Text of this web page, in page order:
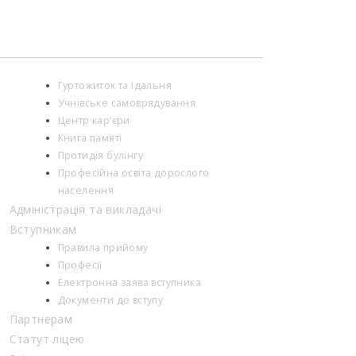
Гуртожиток та їдальня
Учнівське самоврядування
Центр кар’єри
Книга памяті
Протидія булінгу
Професійна освіта дорослого
населення
Адміністрація та викладачі
Вступникам
Правила прийому
Професії
Електронна заява вступника
Документи до вступу
Партнерам
Статут ліцею